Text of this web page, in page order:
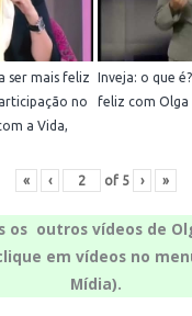
ser mais feliz
no
a Vida,
Inveja: o que
feliz com Olga
« ‹ of 5 › »
os outros vídeos de
em vídeos no
Mídia).